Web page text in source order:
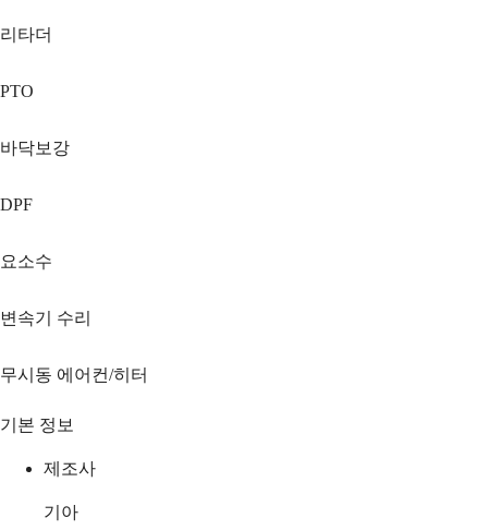
리타더
PTO
바닥보강
DPF
요소수
변속기 수리
무시동 에어컨/히터
기본 정보
제조사
기아